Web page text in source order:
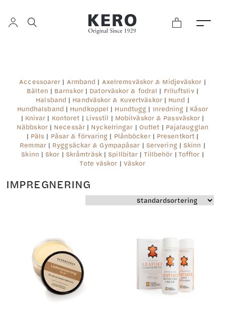
Accessoarer | Armband | Axelremsväskor & Midjeväskor |
Bälten | Barnskor| Datorväskor & fodral | Friluftsliv|
Halsband | Handväskor & Kuvertväskor| Hund |
Hundhalsband | Hundkoppel | Hundtugg | Inredning | Kåsor
| Knivar | Kontoret | Livsstil | Mobilväskor & Passväskor |
Näbbskor| Necessär| Nyckelringar | Outlet | Pajalaugglan
| Päls | Påsar & förvaring | Plånböcker| Presentkort |
Remmar| Ryggsäckar & Gympapåsar | Servering | Skinn |
Skinn | Skor | Skråmträsk| Spillbitar | Tillbehör | Tofflor |
Tote väskor | Väskor
IMPREGNERING